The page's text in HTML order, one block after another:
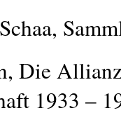
Die
1933 –